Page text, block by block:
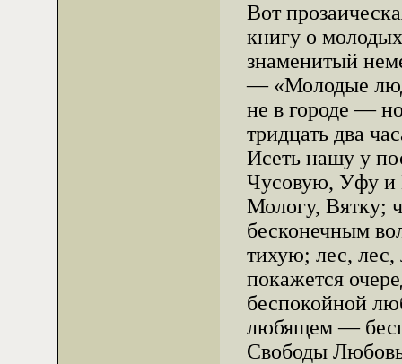
Вот
книгу о
знаменитый
— «Молодые
не в городе —
тридцать два
Исеть нашу у
Чусовую, Уфу и
Мологу, Вятку;
бесконечным
тихую; лес, лес,
покажется
беспокойной
любящем —
Свободы